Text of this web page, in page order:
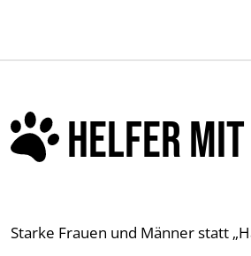
HELFER
Starke Frauen und Männer statt